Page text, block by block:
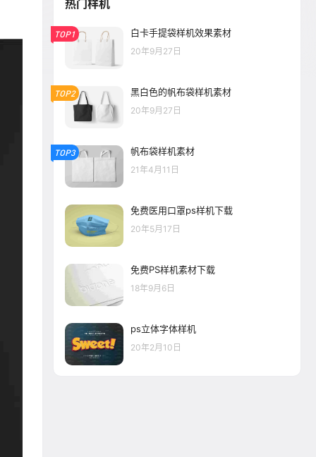
热门样机
TOP1 白卡手提袋样机效果素材
20年9月27日
TOP2 黑白色的帆布袋样机素材
20年9月27日
TOP3 帆布袋样机素材
21年4月11日
免费医用口罩ps样机下载
20年5月17日
免费PS样机素材下载
18年9月6日
ps立体字体样机
20年2月10日